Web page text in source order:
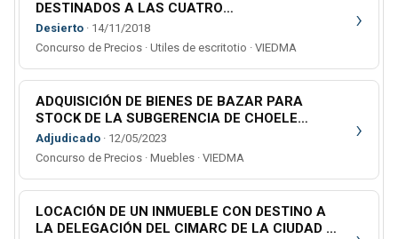
DESTINADOS A LAS CUATRO
CIRCUNSCRIPCIONES
Desierto · 14/11/2018
Concurso de Precios · Utiles de escritotio · VIEDMA
›
ADQUISICIÓN DE BIENES DE BAZAR PARA
STOCK DE LA SUBGERENCIA DE CHOELE
CHOEL
Adjudicado · 12/05/2023
Concurso de Precios · Muebles · VIEDMA
›
LOCACIÓN DE UN INMUEBLE CON DESTINO A
LA DELEGACIÓN DEL CIMARC DE LA CIUDAD DE